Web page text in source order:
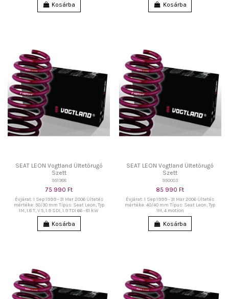
Kosárba Kosárba
SEAT LEON Vogtland Ültetőrugó
Szett
951388
75 990 Ft
Évjárat: 1 Sep 1999 - 31 Mar 2006 Ültetés
mértéke: 50/30 mm Típus: Seat Leon, Typ
1M, 1.8 T, V 5, 1.9 SDI, 1.9 TDI 66 - 81 kW
Kosárba
SEAT LEON Vogtland Ültetőrugó
Szett
950003
85 990 Ft
Évjárat: 1 Sep 1999 - 31 Mar 2006 Ültetés
mértéke: 40/40 mm Típus: Seat Leon, Typ
1M, 4 motion
Kosárba